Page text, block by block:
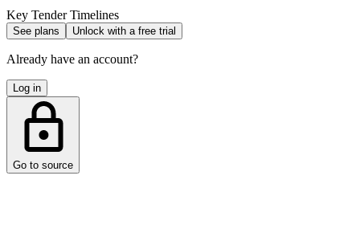
Key Tender Timelines
See plans Unlock with a free trial
Already have an account?
Log in
Go to source